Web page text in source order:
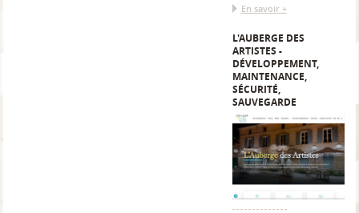
En savoir +
L'AUBERGE DES
ARTISTES -
DÉVELOPPEMENT,
MAINTENANCE,
SÉCURITÉ,
SAUVEGARDE